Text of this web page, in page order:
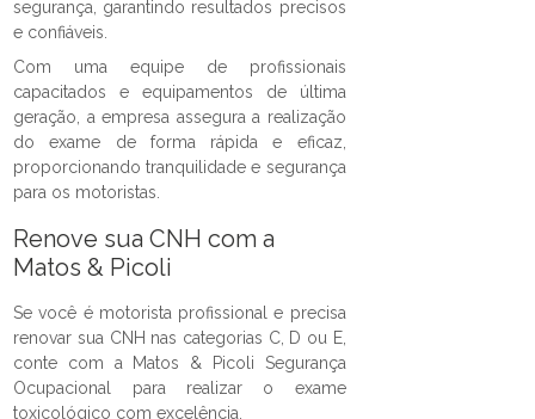
segurança, garantindo resultados precisos
e confiáveis.
Com uma equipe de profissionais
capacitados e equipamentos de última
geração, a empresa assegura a realização
do exame de forma rápida e eficaz,
proporcionando tranquilidade e segurança
para os motoristas.
Renove sua CNH com a
Matos & Picoli
Se você é motorista profissional e precisa
renovar sua CNH nas categorias C, D ou E,
conte com a Matos & Picoli Segurança
Ocupacional para realizar o exame
toxicológico com excelência.